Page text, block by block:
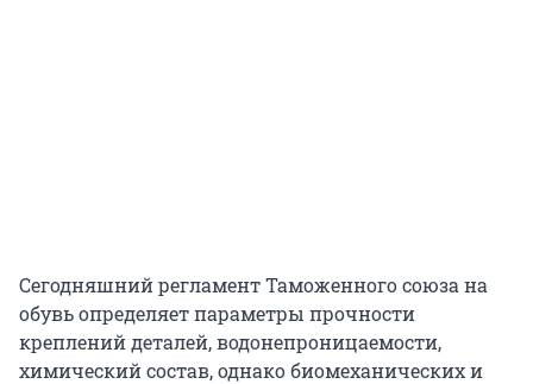
Сегодняшний регламент Таможенного союза на
обувь определяет параметры прочности
креплений деталей, водонепроницаемости,
химический состав, однако биомеханических и